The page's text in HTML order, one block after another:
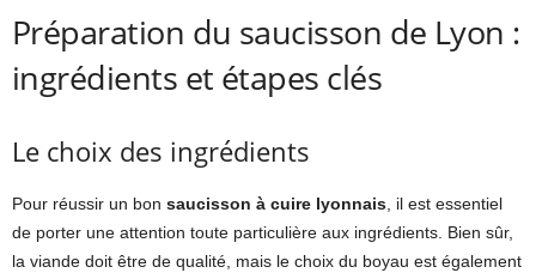
Préparation du saucisson de Lyon :
ingrédients et étapes clés
Le choix des ingrédients
Pour réussir un bon saucisson à cuire lyonnais, il est essentiel
de porter une attention toute particulière aux ingrédients. Bien sûr,
la viande doit être de qualité, mais le choix du boyau est également